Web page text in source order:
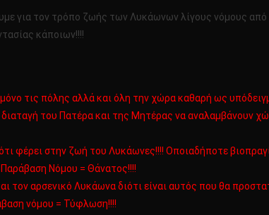
για τον τρόπο ζωής των Λυκάωνων λίγους νόμους
κάποιων!!!!
τις πόλης αλλά και όλη την χώρα καθαρή ως
του Πατέρα και της Μητέρας να αναλαμβάνουν
φέρει στην ζωή του Λυκάωνες!!!! Οποιαδήποτε
Νόμου = Θάνατος!!!!
αρσενικό Λυκάωνα διότι είναι αυτός που θα
νόμου = Τύφλωση!!!!